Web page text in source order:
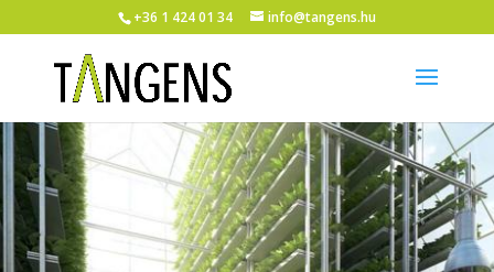
+36 1 424 01 34 info@tangens.hu